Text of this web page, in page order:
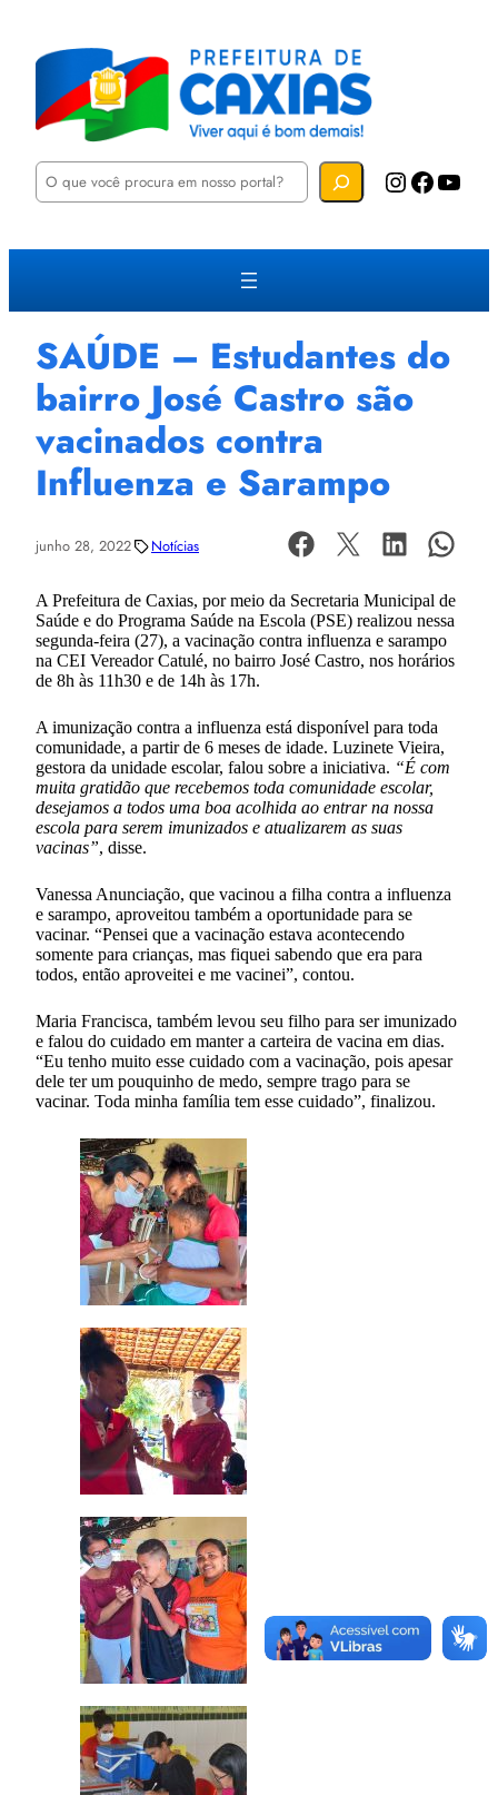
P
u
a
Instagram Facebook YouTube
SAÚDE – Estudantes do
bairro José Castro são
vacinados contra
Influenza e Sarampo
junho 28, 2022 Notícias
A Prefeitura de Caxias, por meio da Secretaria Municipal de
Saúde e do Programa Saúde na Escola (PSE) realizou nessa
segunda-feira (27), a vacinação contra influenza e sarampo
na CEI Vereador Catulé, no bairro José Castro, nos horários
de 8h às 11h30 e de 14h às 17h.
A imunização contra a influenza está disponível para toda
comunidade, a partir de 6 meses de idade. Luzinete Vieira,
gestora da unidade escolar, falou sobre a iniciativa. “É com
muita gratidão que recebemos toda comunidade escolar,
desejamos a todos uma boa acolhida ao entrar na nossa
escola para serem imunizados e atualizarem as suas
vacinas”, disse.
Vanessa Anunciação, que vacinou a filha contra a influenza
e sarampo, aproveitou também a oportunidade para se
vacinar. “Pensei que a vacinação estava acontecendo
somente para crianças, mas fiquei sabendo que era para
todos, então aproveitei e me vacinei”, contou.
Maria Francisca, também levou seu filho para ser imunizado
e falou do cuidado em manter a carteira de vacina em dias.
“Eu tenho muito esse cuidado com a vacinação, pois apesar
dele ter um pouquinho de medo, sempre trago para se
vacinar. Toda minha família tem esse cuidado”, finalizou.